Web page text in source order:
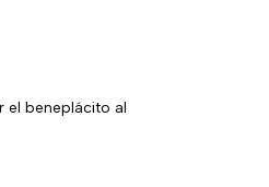
el beneplácito al